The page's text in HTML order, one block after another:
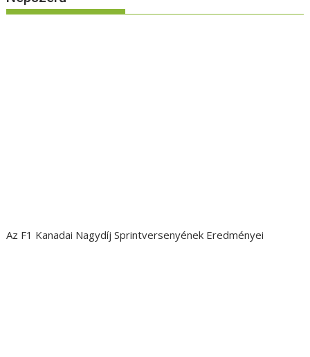
Az F1 Kanadai Nagydíj Sprintversenyének Eredményei